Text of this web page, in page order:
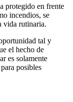
protegido en frente
incendios, se
vida rutinaria.
tal y
el hecho de
es solamente
posibles